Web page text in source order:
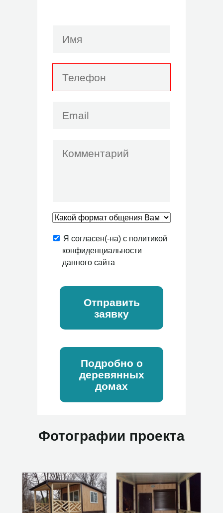
Я согласен(-на) с политикой
конфиденциальности
данного сайта
Отправить
заявку
Подробно о
деревянных
домах
Фотографии проекта